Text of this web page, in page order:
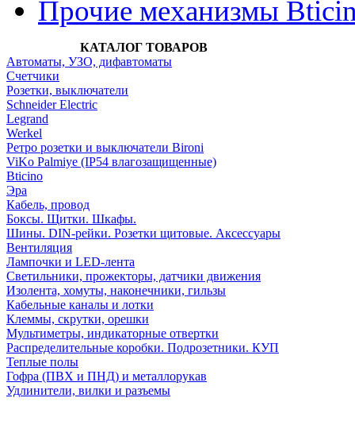
Прочие механизмы
КАТАЛОГ ТОВАРОВ
Автоматы, УЗО, дифавтоматы
Счетчики
Розетки, выключатели
Schneider Electric
Legrand
Werkel
Ретро розетки и выключатели Bironi
ViKo Palmiye (IP54 влагозащищенные)
Bticino
Эра
Кабель, провод
Боксы. Щитки. Шкафы.
Шины. DIN-рейки. Розетки щитовые. Аксессуары
Вентиляция
Лампочки и LED-лента
Светильники, прожекторы, датчики движения
Изолента, хомуты, наконечники, гильзы
Кабельные каналы и лотки
Клеммы, скрутки, орешки
Мультиметры, индикаторные отвертки
Распределительные коробки. Подрозетники. КУП
Теплые полы
Гофра (ПВХ и ПНД) и металлорукав
Удлинители, вилки и разъемы